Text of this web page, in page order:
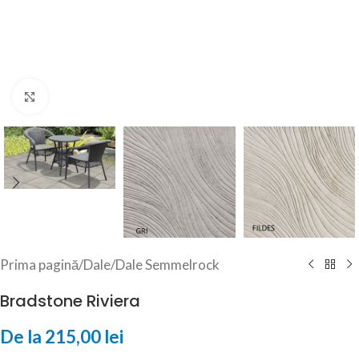
Prima pagină/Dale/Dale Semmelrock
Bradstone Riviera
De la 215,00 lei